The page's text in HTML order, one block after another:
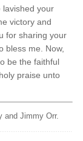
lavished your
victory and
for sharing your
bless me. Now,
be the faithful
praise unto
and Jimmy Orr.